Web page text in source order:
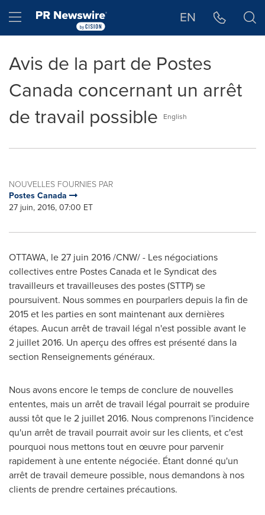
Hamburger menu EN
Avis de la part de Postes
Canada concernant un arrêt
de travail possible
English
NOUVELLES FOURNIES PAR
Postes Canada
27 juin, 2016, 07:00 ET
OTTAWA, le 27 juin 2016 /CNW/ - Les négociations
collectives entre Postes Canada et le Syndicat des
travailleurs et travailleuses des postes (STTP) se
poursuivent. Nous sommes en pourparlers depuis la fin de
2015 et les parties en sont maintenant aux dernières
étapes. Aucun arrêt de travail légal n'est possible avant le
2 juillet 2016. Un aperçu des offres est présenté dans la
section Renseignements généraux.
Nous avons encore le temps de conclure de nouvelles
ententes, mais un arrêt de travail légal pourrait se produire
aussi tôt que le 2 juillet 2016. Nous comprenons l'incidence
qu'un arrêt de travail pourrait avoir sur les clients, et c'est
pourquoi nous mettons tout en œuvre pour parvenir
rapidement à une entente négociée. Étant donné qu'un
arrêt de travail demeure possible, nous demandons à nos
clients de prendre certaines précautions.